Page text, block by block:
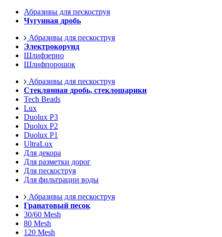
Абразивы для пескоструя
Чугунная дробь
Абразивы для пескоструя
Электрокорунд
Шлифзерно
Шлифпорошок
Абразивы для пескоструя
Стеклянная дробь, стеклошарики
Tech Beads
Lux
Duolux P3
Duolux P2
Duolux P1
UltraLux
Для декора
Для разметки дорог
Для пескоструя
Для фильтрации воды
Абразивы для пескоструя
Гранатовый песок
30/60 Mesh
80 Mesh
120 Mesh